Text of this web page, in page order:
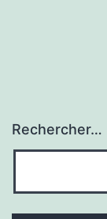
Rechercher…